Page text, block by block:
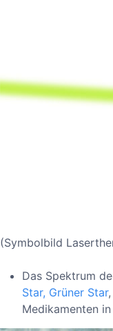
(Symbolbild
Das Spektrum
Star, Grüner Star,
Medikamenten